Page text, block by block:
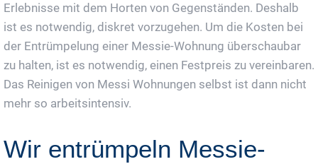
Erlebnisse mit dem Horten von Gegenständen. Deshalb
ist es notwendig, diskret vorzugehen. Um die Kosten bei
der Entrümpelung einer Messie-Wohnung überschaubar
zu halten, ist es notwendig, einen Festpreis zu vereinbaren.
Das Reinigen von Messi Wohnungen selbst ist dann nicht
mehr so arbeitsintensiv.
Wir entrümpeln Messie-